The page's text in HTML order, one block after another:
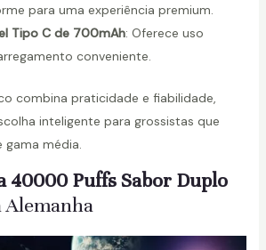
para uma experiência premium.
Tipo C de 700mAh: Oferece uso
conveniente.
combina praticidade e fiabilidade,
inteligente para grossistas que
gama média.
40000 Puffs Sabor Duplo
Alemanha